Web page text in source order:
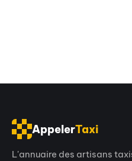
AppelerTaxi
L'annuaire des artisans